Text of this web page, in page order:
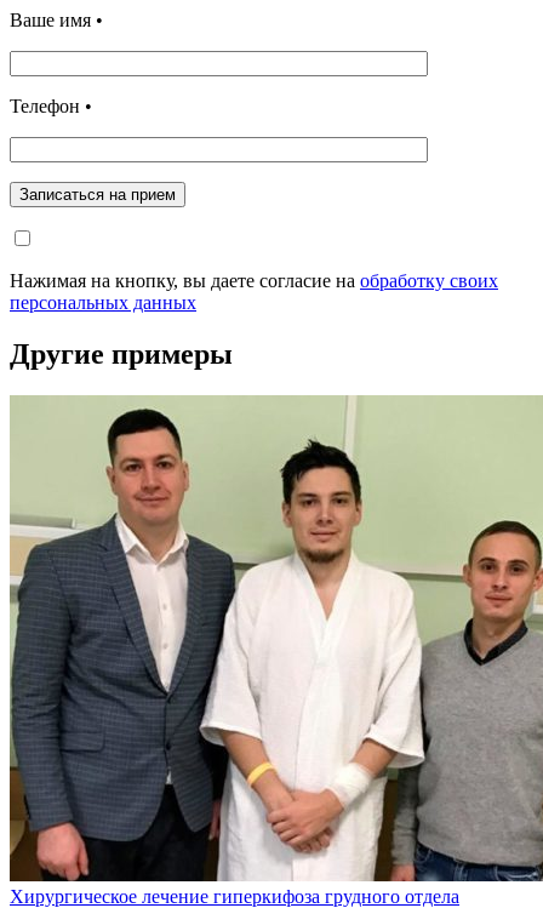
Ваше имя •
Телефон •
Записаться на прием
Нажимая на кнопку, вы даете согласие на обработку своих
персональных данных
Другие примеры
Хирургическое лечение гиперкифоза грудного отдела